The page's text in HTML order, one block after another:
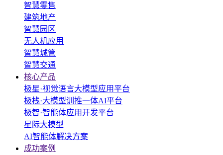
智慧零售
建筑地产
智慧园区
无人机应用
智慧城管
智慧交通
核心产品
极星·视觉语言大模型应用平台
极栈·大模型训推一体AI平台
极智·智能体应用开发平台
星际大模型
AI智能体解决方案
成功案例